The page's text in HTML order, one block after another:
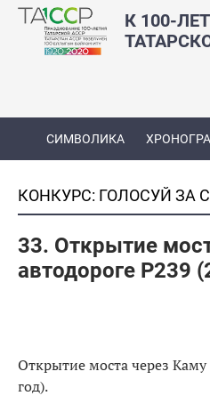
К 100-
СИМВОЛИКА
КОНКУРС: ГОЛОСУЙ ЗА
33. Открытие
автодороге Р239
Открытие моста через Каму
год).